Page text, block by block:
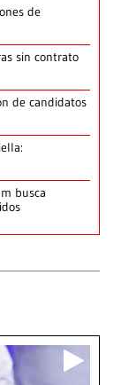
de
sin contrato
de candidatos
busca